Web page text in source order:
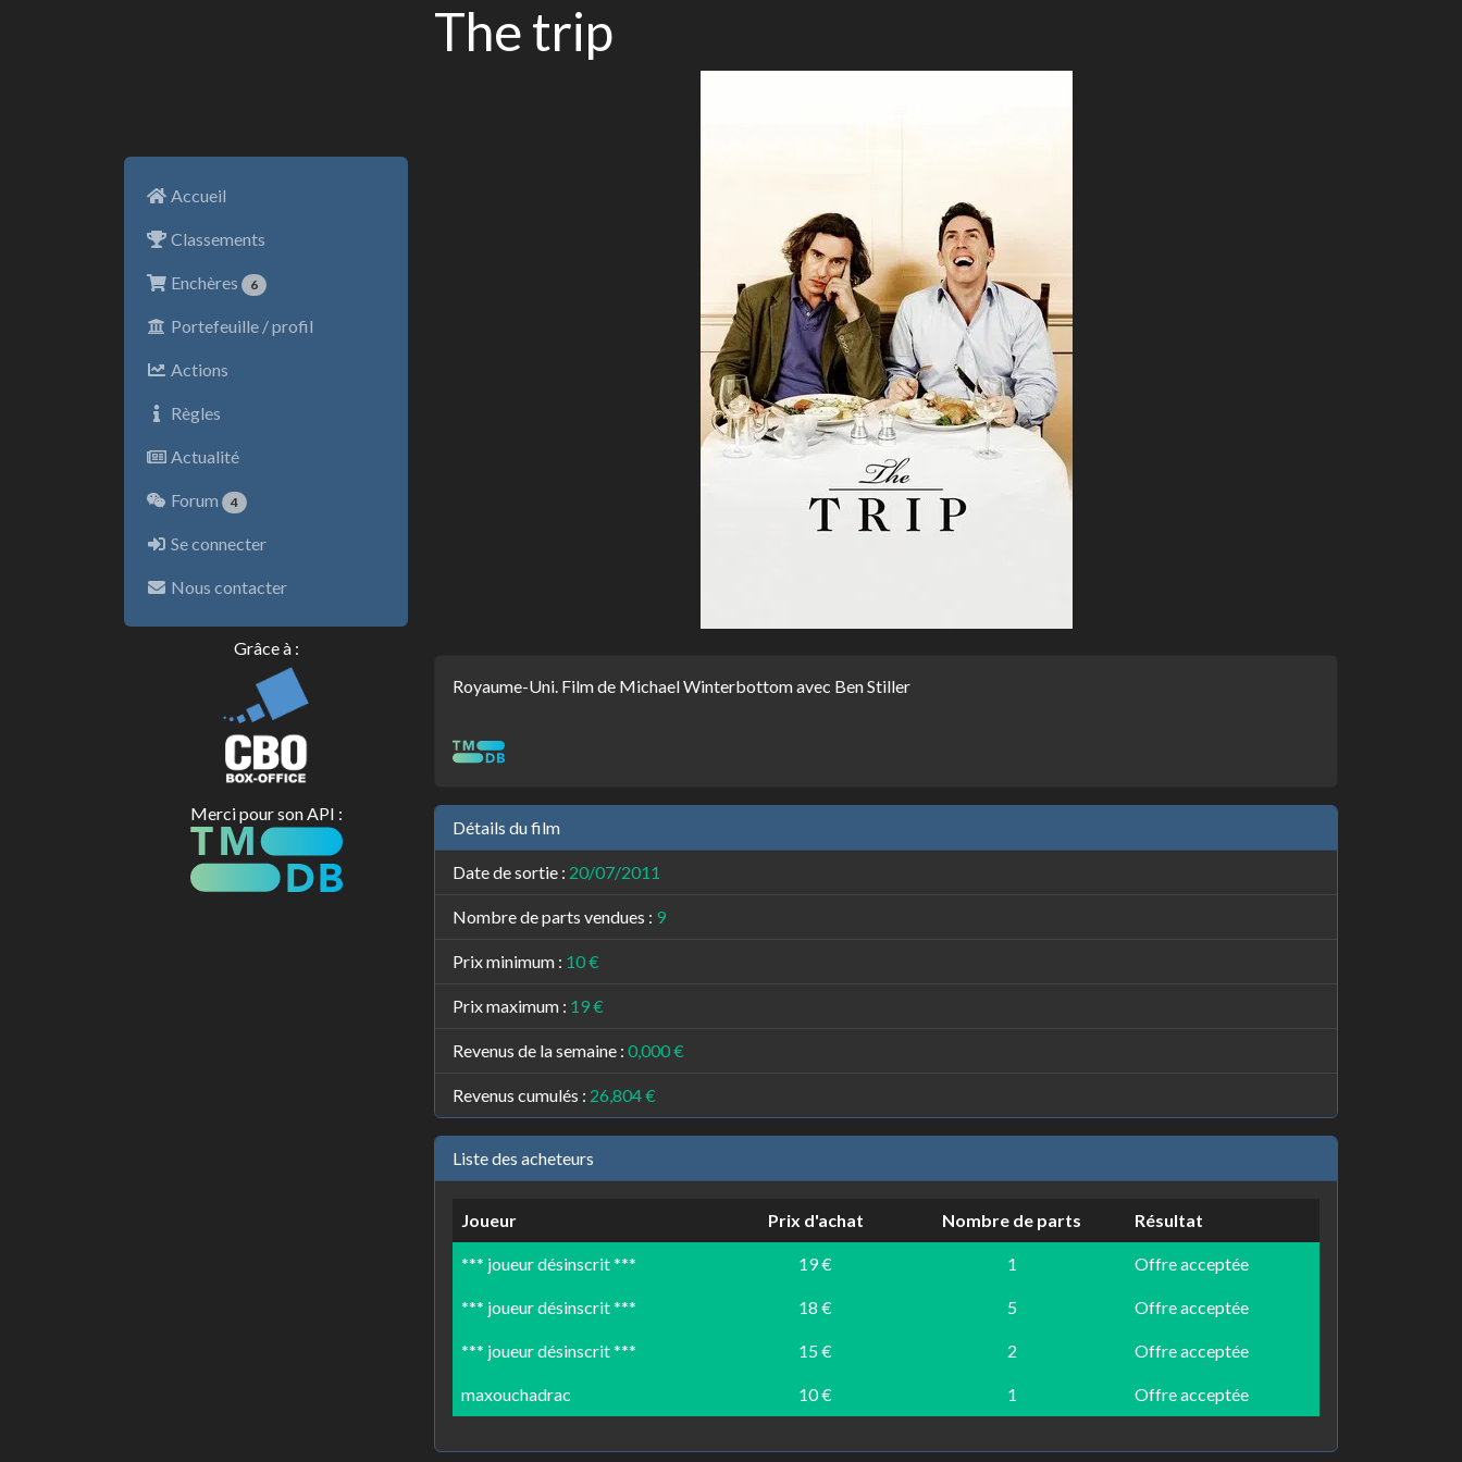
Accueil
Classements
Enchères 6
Portefeuille / profil
Actions
Règles
Actualité
Forum 4
Se connecter
Nous contacter
Grâce à :
Merci pour son API :
The trip
Royaume-Uni. Film de Michael Winterbottom avec Ben Stiller
Détails du film
Date de sortie : 20/07/2011
Nombre de parts vendues : 9
Prix minimum : 10 €
Prix maximum : 19 €
Revenus de la semaine : 0,000 €
Revenus cumulés : 26,804 €
Liste des acheteurs
Joueur Prix d'achat Nombre de parts Résultat
*** joueur désinscrit *** 19 € 1 Offre acceptée
*** joueur désinscrit *** 18 € 5 Offre acceptée
*** joueur désinscrit *** 15 € 2 Offre acceptée
maxouchadrac 10 € 1 Offre acceptée